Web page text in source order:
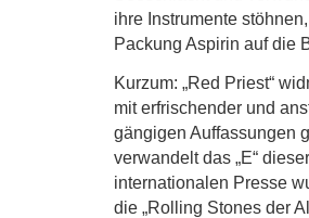
ihre Instrumente
Packung Aspirin auf die
Kurzum: „Red Priest“
mit erfrischender und
gängigen Auffassungen
verwandelt das „E“
internationalen Presse
die „Rolling Stones der